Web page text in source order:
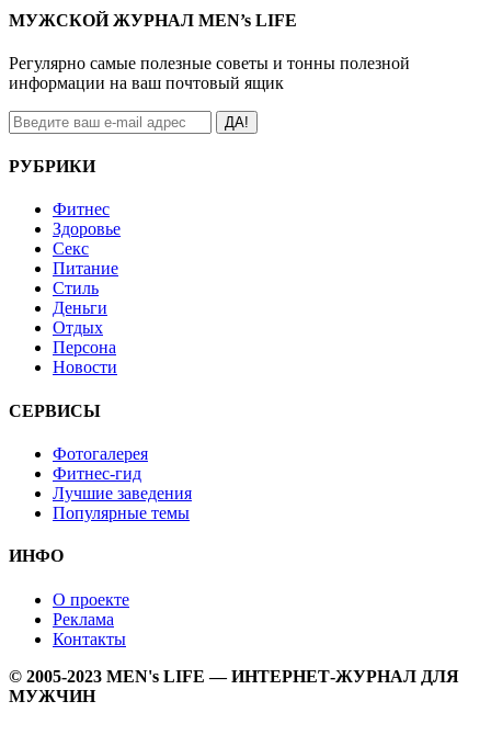
МУЖСКОЙ ЖУРНАЛ MEN’s LIFE
Регулярно самые полезные советы и тонны полезной
информации на ваш почтовый ящик
ДА!
РУБРИКИ
Фитнес
Здоровье
Секс
Питание
Стиль
Деньги
Отдых
Персона
Новости
СЕРВИСЫ
Фотогалерея
Фитнес-гид
Лучшие заведения
Популярные темы
ИНФО
О проекте
Реклама
Контакты
© 2005-2023 MEN's LIFE — ИНТЕРНЕТ-ЖУРНАЛ ДЛЯ
МУЖЧИН